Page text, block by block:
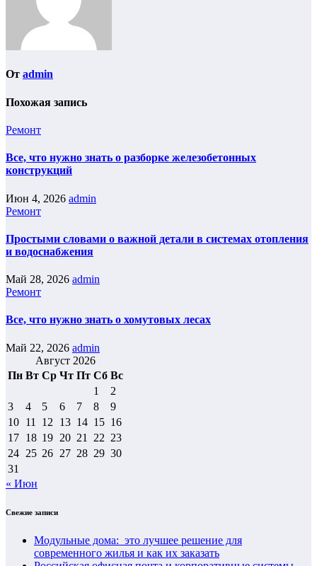
От admin
Похожая запись
Ремонт
Все, что нужно знать о разборке железобетонных
конструкций
Июн 4, 2026 admin
Ремонт
Простыми словами о важной детали в системах отопления
и водоснабжения
Май 28, 2026 admin
Ремонт
Все, что нужно знать о хомутовых лесах
Май 22, 2026 admin
Август 2026
Пн Вт Ср Чт Пт Сб Вс
1
2
3
4 5 6 7 8
9
10 11 12 13 14 15 16
17 18 19 20 21 22 23
24 25 26 27 28 29 30
31
« Июн
Свежие записи
Модульные дома: это лучшее решение для
современного жилья и как их заказать